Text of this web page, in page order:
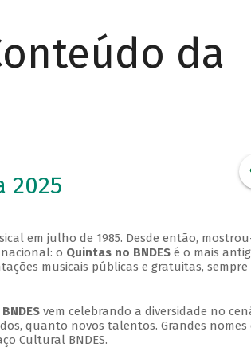
da
2025
em julho de 1985. Desde então,
o Quintas no BNDESé o mais
musicais públicas e gratuitas, sempre
vem celebrando a diversidade no
quanto novos talentos. Grandes nomes
Cultural BNDES.